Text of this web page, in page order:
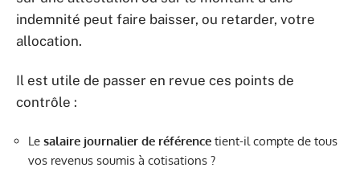
indemnité peut faire baisser, ou retarder, votre
allocation.
Il est utile de passer en revue ces points de
contrôle :
Le salaire journalier de référence tient-il compte de tous
vos revenus soumis à cotisations ?